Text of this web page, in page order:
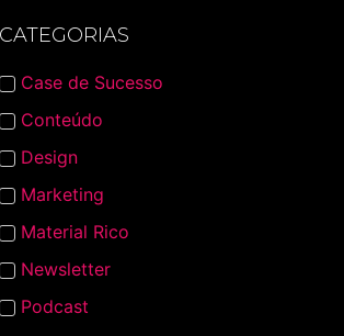
CATEGORIAS
Case de Sucesso
Conteúdo
Design
Marketing
Material Rico
Newsletter
Podcast